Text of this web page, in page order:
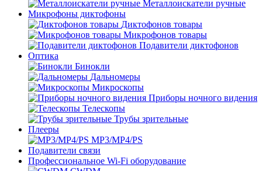
Металлоискатели ручные
Микрофоны диктофоны
Диктофонов товары
Микрофонов товары
Подавители диктофонов
Оптика
Бинокли
Дальномеры
Микроскопы
Приборы ночного видения
Телескопы
Трубы зрительные
Плееры
MP3/MP4/PS
Подавители связи
Профессиональное Wi-Fi оборудование